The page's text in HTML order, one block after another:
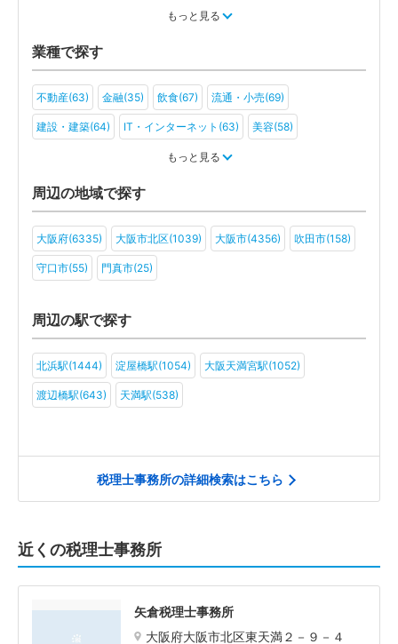
もっと見る
業種で探す
不動産(63) 金融(35) 飲食(67) 流通・小売(69)
建設・建築(64) IT・インターネット(63) 美容(58)
教育(47)
旅行・ホテル(43) アミューズメント・レジャー(36)
ファンド(16) 社会福祉法人(21) 医療法人(36) ＮＰＯ法人(21)
学校法人(14) 一般社団法人(33) その他(24)
もっと見る
周辺の地域で探す
大阪府(6335) 大阪市北区(1039) 大阪市(4356) 吹田市(158)
守口市(55) 門真市(25)
周辺の駅で探す
北浜駅(1444) 淀屋橋駅(1054) 大阪天満宮駅(1052)
渡辺橋駅(643) 天満駅(538)
税理士事務所の詳細検索はこちら
近くの税理士事務所
矢倉税理士事務所
大阪府大阪市北区東天満２－９－４